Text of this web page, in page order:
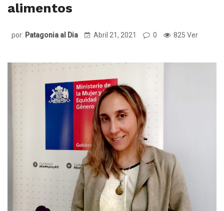
alimentos
por: Patagonia al Dia Abril 21, 2021 0 825 Ver